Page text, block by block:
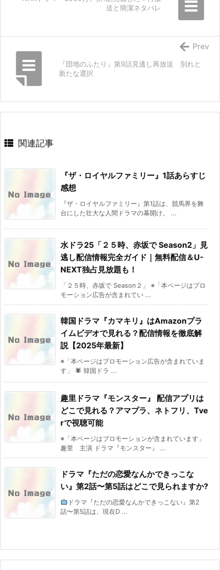
送と簡潔ネタバレ
『団地のふたり』第9話見逃し再放送 別れと
新たな選択
Prev
関連記事
『ザ・ロイヤルファミリー』1話あらすじ
感想
『ザ・ロイヤルファミリー』第1話は、競馬界を舞
台にした壮大な人間ドラマの幕開け。 ...
水ドラ25「２５時、赤坂で Season2」見
逃し配信情報完全ガイド｜無料配信＆U-
NEXT独占見放題も！
「２５時、赤坂で Season２」 ※「本ページはプロ
モーション広告が含まれてい ...
韓国ドラマ『カマキリ』はAmazonプラ
イムビデオで見れる？配信情報を徹底解
説【2025年最新】
※「本ページはプロモーション広告が含まれていま
す」 🕷 韓国ドラ ...
趣里ドラマ『モンスター』 配信アプリは
どこで見れる？アマプラ、ネトフリ、Tve
rで視聴可能
※「本ページはプロモーションが含まれています」
趣里 主演 ドラマ『モンスター』 ...
ドラマ『ただの恋愛なんかできっこな
い』第2話〜第5話はどこで見られますか?
ドラマ『ただの恋愛なんかできっこない』第2
話〜第5話は、現在D ...